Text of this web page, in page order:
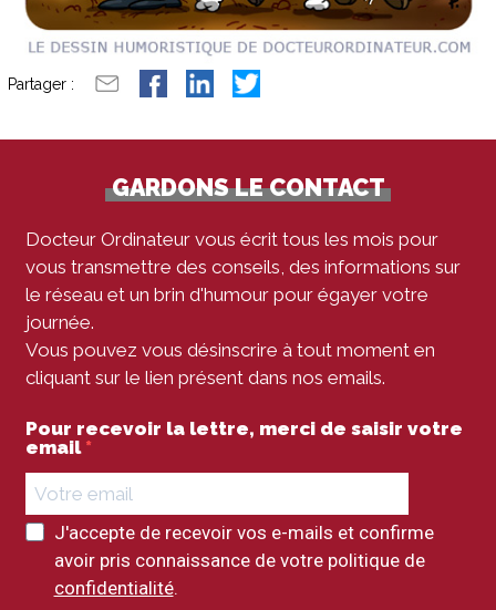
Partager :
GARDONS LE CONTACT
Docteur Ordinateur vous écrit tous les mois pour
vous transmettre des conseils, des informations sur
le réseau et un brin d'humour pour égayer votre
journée.
Vous pouvez vous désinscrire à tout moment en
cliquant sur le lien présent dans nos emails.
Pour recevoir la lettre, merci de saisir votre
email
J'accepte de recevoir vos e-mails et confirme
avoir pris connaissance de votre politique de
confidentialité.